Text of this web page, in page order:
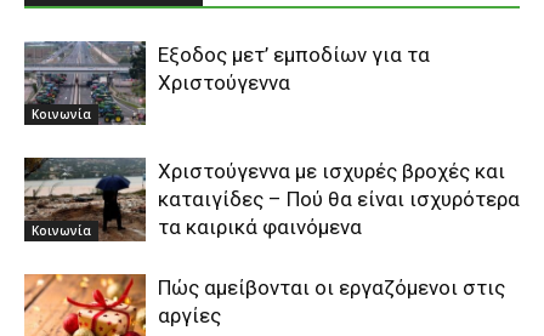
Κοινωνία
Εξοδος μετ’ εμποδίων για τα
Χριστούγεννα
Κοινωνία
Χριστούγεννα με ισχυρές βροχές και
καταιγίδες – Πού θα είναι ισχυρότερα
τα καιρικά φαινόμενα
Πώς αμείβονται οι εργαζόμενοι στις
αργίες